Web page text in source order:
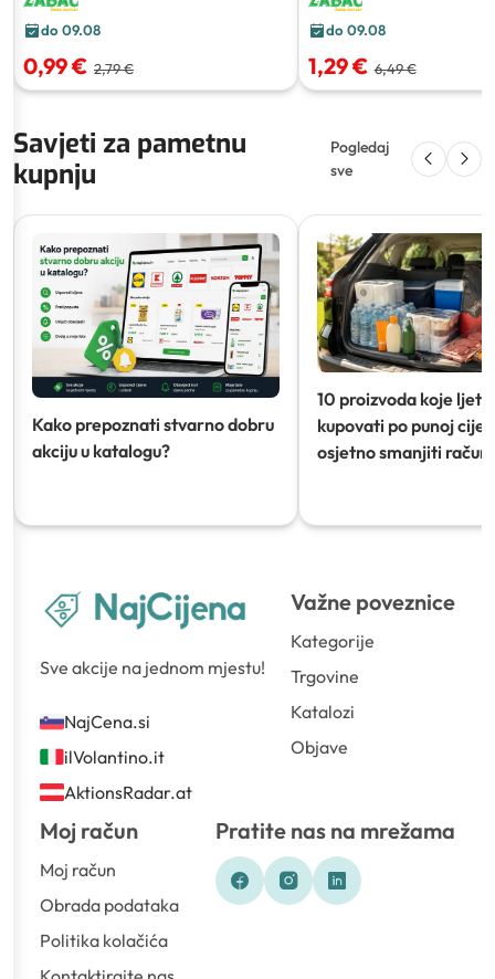
do 09.08
0,99 € 2,79 €
do 09.08
1,29 € 6,49 €
Savjeti za pametnu
kupnju
Pogledaj
sve
Kako prepoznati stvarno dobru
akciju u katalogu?
10 proizvoda koje ljeti
kupovati po punoj
osjetno smanjiti račun)
Sve akcije na jednom mjestu!
NajCena.si
ilVolantino.it
AktionsRadar.at
Važne poveznice
Kategorije
Trgovine
Katalozi
Objave
Moj račun
Moj račun
Obrada podataka
Politika kolačića
Pratite nas na mrežama